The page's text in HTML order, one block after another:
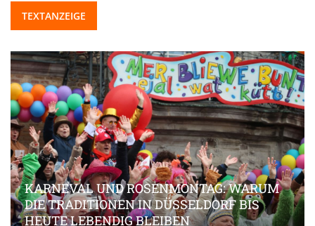
TEXTANZEIGE
KARNEVAL UND ROSENMONTAG: WARUM
DIE TRADITIONEN IN DÜSSELDORF BIS
HEUTE LEBENDIG BLEIBEN